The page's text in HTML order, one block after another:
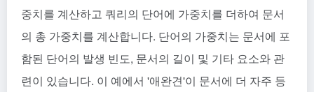
중치를 계산하고 쿼리의 단어에 가중치를 더하여 문서
의 총 가중치를 계산합니다. 단어의 가중치는 문서에 포
함된 단어의 발생 빈도, 문서의 길이 및 기타 요소와 관
련이 있습니다. 이 예에서 '애완견'이 문서에 더 자주 등